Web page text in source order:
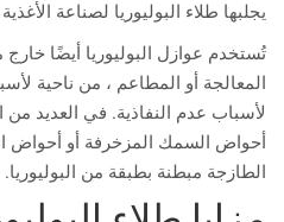
يجلبها طلاء البوليوريا لصناعة
تُستخدم عوازل البوليوريا أيضًا
المعالجة أو المطاعم ، من ناحية
لأسباب عدم النفاذية. في العديد
أحواض السمك المزخرفة أو أحواض
الطازجة مبطنة بطبقة من البوليوريا.